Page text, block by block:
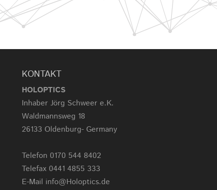
KONTAKT
HOLOPTICS
Inhaber Jörg Schweer e.K.
Waldmannsweg 18
26133 Oldenburg- Germany
Telefon 0170 544 8402
Telefax 0441 4855 333
E-Mail info@Holoptics.de